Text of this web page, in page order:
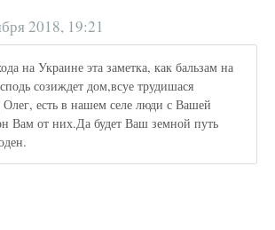
2018, 19:21
на Украине эта заметка, как бальзам на
созиждет дом,всуе трудишася
есть в нашем селе люди с Вашей
Вам от них.Да будет Ваш земной путь